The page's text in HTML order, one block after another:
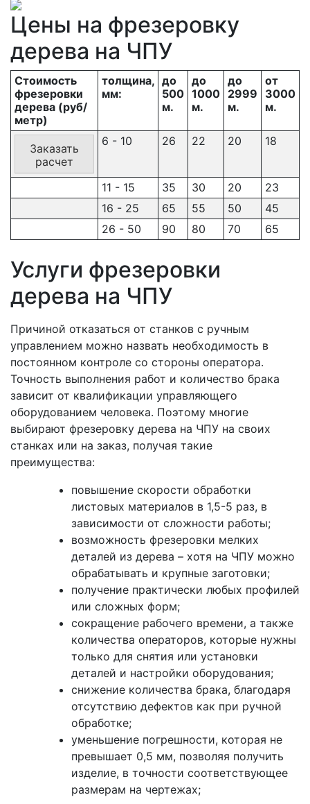
Цены на фрезеровку
дерева на ЧПУ
Стоимость
фрезеровки
дерева (руб/
метр)
толщина,
мм:
до
500
м.
до
1000
м.
до
2999
м.
от
3000
м.
Заказать
расчет
6 - 10 26 22 20 18
11 - 15 35 30 20
23
16 - 25
65 55 50
45
26 - 50
90 80 70 65
Услуги фрезеровки
дерева на ЧПУ
Причиной отказаться от станков с ручным
управлением можно назвать необходимость в
постоянном контроле со стороны оператора.
Точность выполнения работ и количество брака
зависит от квалификации управляющего
оборудованием человека. Поэтому многие
выбирают фрезеровку дерева на ЧПУ на своих
станках или на заказ, получая такие
преимущества:
повышение скорости обработки
листовых материалов в 1,5-5 раз, в
зависимости от сложности работы;
возможность фрезеровки мелких
деталей из дерева – хотя на ЧПУ можно
обрабатывать и крупные заготовки;
получение практически любых профилей
или сложных форм;
сокращение рабочего времени, а также
количества операторов, которые нужны
только для снятия или установки
деталей и настройки оборудования;
снижение количества брака, благодаря
отсутствию дефектов как при ручной
обработке;
уменьшение погрешности, которая не
превышает 0,5 мм, позволяя получить
изделие, в точности соответствующее
размерам на чертежах;